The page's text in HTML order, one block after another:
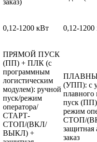
0,12-1200 кВт 0,12-1200
ПРЯМОЙ ПУСК
(ПП) + ПЛК (с
программным
логистическим
модулем): ручной
пуск/режим
оператора/
СТАРТ-
СТОП/(ВКЛ/
ВЫКЛ) +
(УПП): с
плавного
пуск
режим
СТОП/
защитная
заказ